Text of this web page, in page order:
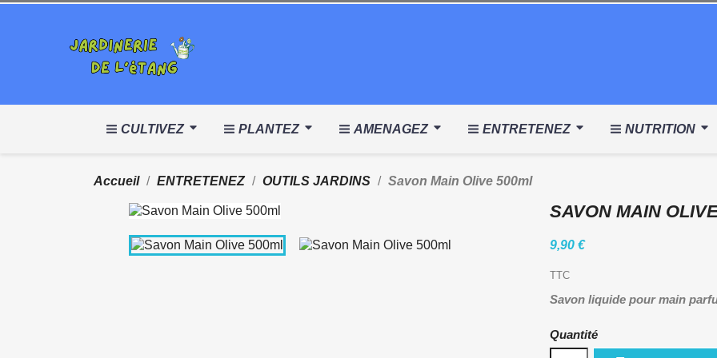
CULTIVEZ PLANTEZ AMENAGEZ ENTRETENEZ NUTRITION
Accueil ENTRETENEZ OUTILS JARDINS Savon Main Olive 500ml
SAVON MAIN
9,90 €
TTC
Savon liquide pour main
Quantité